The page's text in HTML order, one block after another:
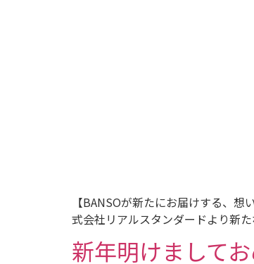
【BANSOが新たにお届けする、
式会社リアルスタンダードより新
新年明けまして